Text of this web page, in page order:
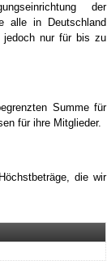
der
alle in Deutschland
jedoch nur für bis zu
Summe für
für ihre Mitglieder.
die wir